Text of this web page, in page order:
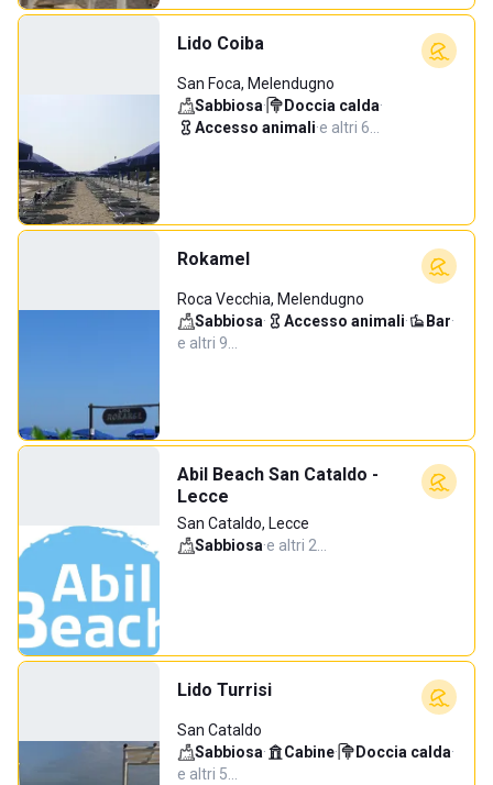
Lido Coiba
San Foca, Melendugno
Sabbiosa· Doccia calda·
Accesso animali·e altri 6…
Rokamel
Roca Vecchia, Melendugno
Sabbiosa· Accesso animali· Bar·
e altri 9…
Abil Beach San Cataldo -
Lecce
San Cataldo, Lecce
Sabbiosa·e altri 2…
Lido Turrisi
San Cataldo
Sabbiosa· Cabine· Doccia calda·
e altri 5…